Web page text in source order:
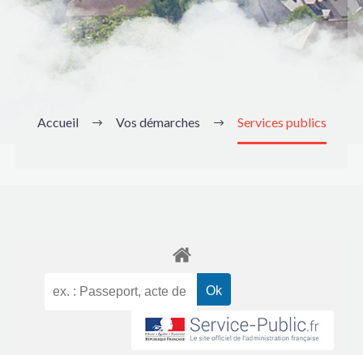
Accueil Vos démarches Services publics